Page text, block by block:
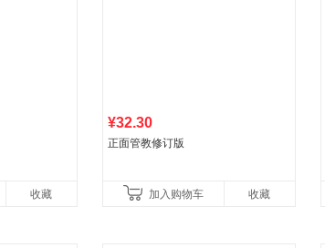
收藏
¥32.30
正面管教修订版
加入购物车 收藏